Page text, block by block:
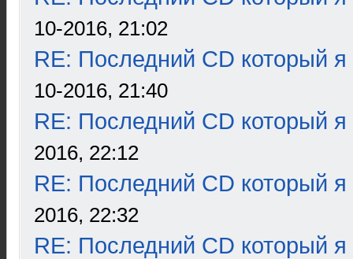
10-2016, 21:02
RE: Последний CD который я
10-2016, 21:40
RE: Последний CD который я
2016, 22:12
RE: Последний CD который я
2016, 22:32
RE: Последний CD который я